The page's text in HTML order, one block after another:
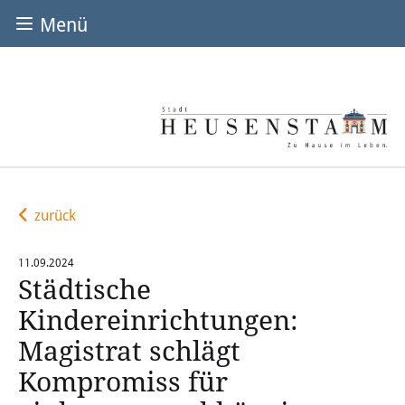
zurück
11.09.2024
Städtische
Kindereinrichtungen:
Magistrat schlägt
Kompromiss für
Menü
Kita Rembrücken
Explorinis (U3)
Konfessionelle/Freie Kitas & U3